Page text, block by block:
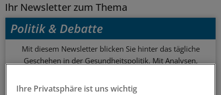
Ihr Newsletter zum Thema
Politik & Debatte
Mit diesem Newsletter blicken Sie hinter das tägliche
Geschehen in der Gesundheitspolitik. Mit Analysen,
bestimmen.
Ihre Privatsphäre ist uns wichtig